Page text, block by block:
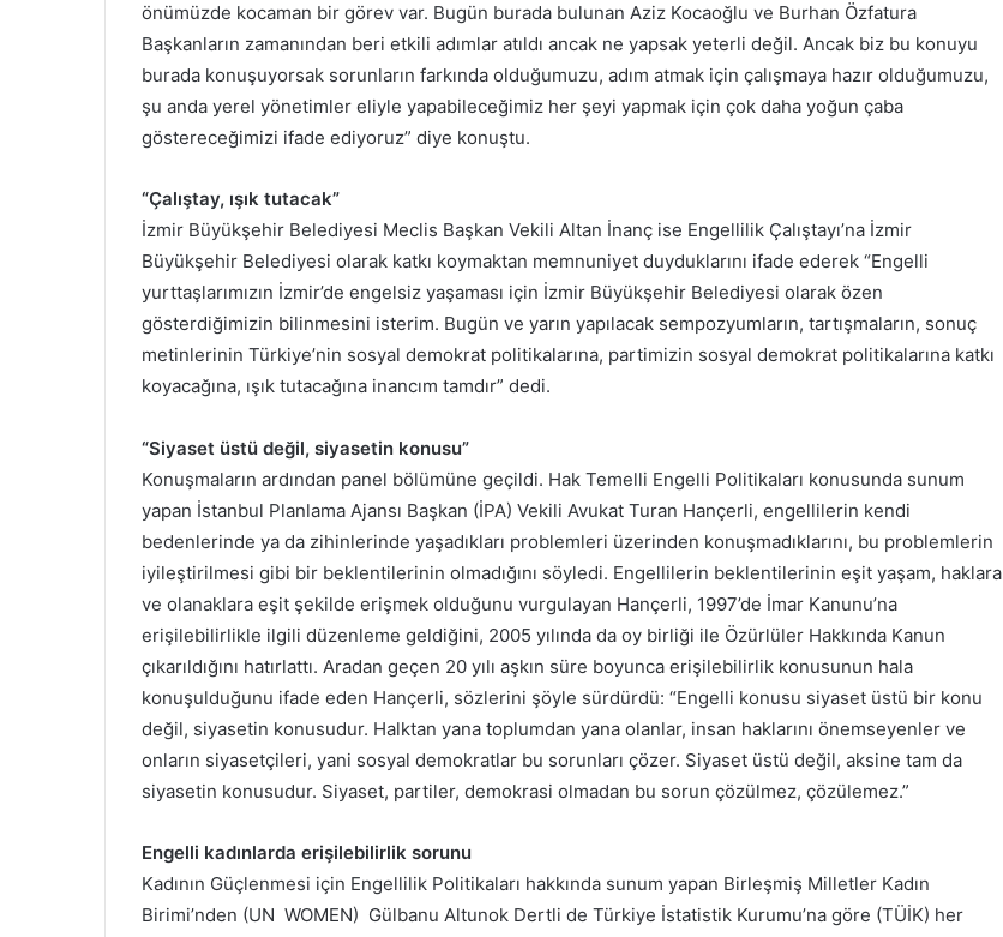
önümüzde kocaman bir görev var. Bugün burada bulunan Aziz Kocaoğlu ve Burhan Özfatura
Başkanların zamanından beri etkili adımlar atıldı ancak ne yapsak yeterli değil. Ancak biz bu konuyu
burada konuşuyorsak sorunların farkında olduğumuzu, adım atmak için çalışmaya hazır olduğumuzu,
şu anda yerel yönetimler eliyle yapabileceğimiz her şeyi yapmak için çok daha yoğun çaba
göstereceğimizi ifade ediyoruz” diye konuştu.
“Çalıştay, ışık tutacak”
İzmir Büyükşehir Belediyesi Meclis Başkan Vekili Altan İnanç ise Engellilik Çalıştayı’na İzmir
Büyükşehir Belediyesi olarak katkı koymaktan memnuniyet duyduklarını ifade ederek “Engelli
yurttaşlarımızın İzmir’de engelsiz yaşaması için İzmir Büyükşehir Belediyesi olarak özen
gösterdiğimizin bilinmesini isterim. Bugün ve yarın yapılacak sempozyumların, tartışmaların, sonuç
metinlerinin Türkiye’nin sosyal demokrat politikalarına, partimizin sosyal demokrat politikalarına katkı
koyacağına, ışık tutacağına inancım tamdır” dedi.
“Siyaset üstü değil, siyasetin konusu”
Konuşmaların ardından panel bölümüne geçildi. Hak Temelli Engelli Politikaları konusunda sunum
yapan İstanbul Planlama Ajansı Başkan (İPA) Vekili Avukat Turan Hançerli, engellilerin kendi
bedenlerinde ya da zihinlerinde yaşadıkları problemleri üzerinden konuşmadıklarını, bu problemlerin
iyileştirilmesi gibi bir beklentilerinin olmadığını söyledi. Engellilerin beklentilerinin eşit yaşam, haklara
ve olanaklara eşit şekilde erişmek olduğunu vurgulayan Hançerli, 1997’de İmar Kanunu’na
erişilebilirlikle ilgili düzenleme geldiğini, 2005 yılında da oy birliği ile Özürlüler Hakkında Kanun
çıkarıldığını hatırlattı. Aradan geçen 20 yılı aşkın süre boyunca erişilebilirlik konusunun hala
konuşulduğunu ifade eden Hançerli, sözlerini şöyle sürdürdü: “Engelli konusu siyaset üstü bir konu
değil, siyasetin konusudur. Halktan yana toplumdan yana olanlar, insan haklarını önemseyenler ve
onların siyasetçileri, yani sosyal demokratlar bu sorunları çözer. Siyaset üstü değil, aksine tam da
siyasetin konusudur. Siyaset, partiler, demokrasi olmadan bu sorun çözülmez, çözülemez.”
Engelli kadınlarda erişilebilirlik sorunu
Kadının Güçlenmesi için Engellilik Politikaları hakkında sunum yapan Birleşmiş Milletler Kadın
Birimi’nden (UN WOMEN) Gülbanu Altunok Dertli de Türkiye İstatistik Kurumu’na göre (TÜİK) her